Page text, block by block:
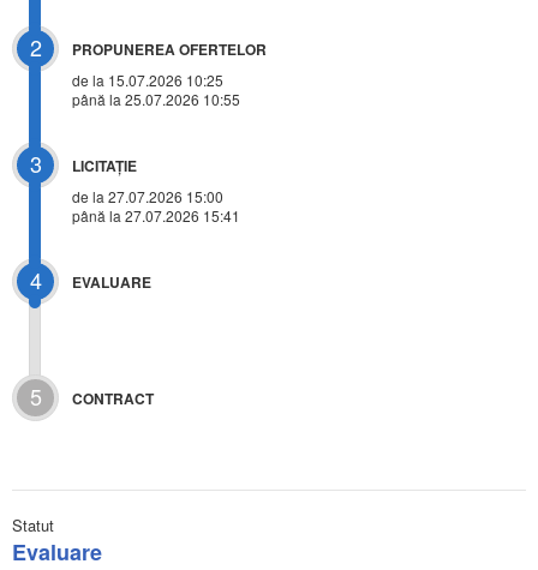
2 PROPUNEREA OFERTELOR
de la 15.07.2026 10:25
până la 25.07.2026 10:55
3 LICITAŢIE
de la 27.07.2026 15:00
până la 27.07.2026 15:41
4 EVALUARE
5 CONTRACT
Statut
Evaluare